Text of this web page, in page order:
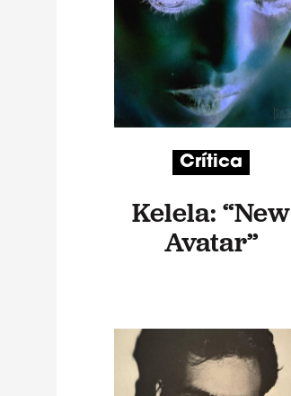
Crítica
Kelela: “New
Avatar”